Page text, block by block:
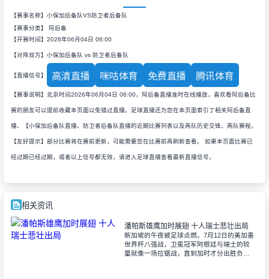
【赛事名称】小保加后备队VS防卫者后备队
【赛事分类】 阿后备
【开赛时间】2026年06月04日 06:00
【对阵双方】小保加后备队 vs 防卫者后备队
【直播信号】 高清直播 咪咕体育 免费直播 腾讯体育
【赛事说明】北京时间2026年06月04日 06:00，阿后备直播准时在线播放，喜欢看阿后备比
赛的朋友可以提前收藏本页面以免错过直播。足球直播还为您在本页面索引了相关阿后备直
播、【小保加后备队直播、防卫者后备队直播的近期比赛列表以及两队历史交锋、两队赛程。
【友好提示】部分比赛将在赛前更新，可能需要您在比赛前再刷新查看。 如果本页面比赛已
经过期已经过期，或者以上信号都无效，请进入足球直播查看最新直播信号。
相关资讯
潘帕斯雄鹰加时展翅 十人瑞士悲壮出局
新加坡的午夜被足球点燃。7月12日的美加墨
世界杯八强战，卫冕冠军阿根廷与瑞士的较
量就像一场拉锯战，直到加时才分出胜负。